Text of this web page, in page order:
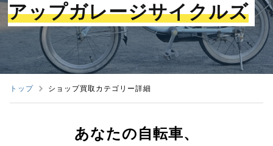
アップガレージサイクルズ
トップ ショップ買取カテゴリー詳細
あなたの自転車、